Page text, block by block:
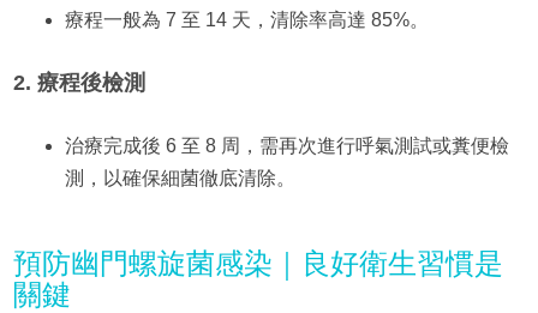
療程一般為 7 至 14 天，清除率高達 85%。
2. 療程後檢測
治療完成後 6 至 8 周，需再次進行呼氣測試或糞便檢
測，以確保細菌徹底清除。
預防幽門螺旋菌感染｜良好衛生習慣是
關鍵